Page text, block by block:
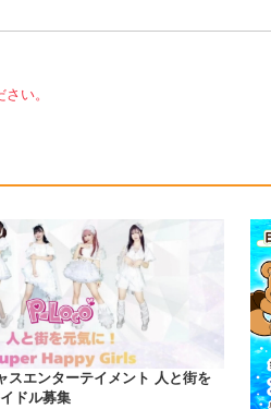
い。
スエンターテイメント 人と街を
ドル募集